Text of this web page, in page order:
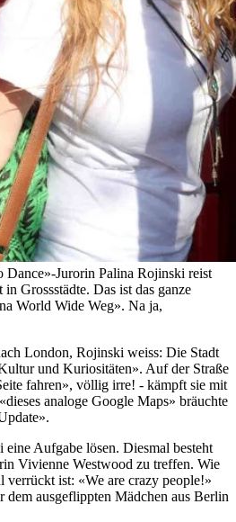
Jurorin Palina Rojinski reist
Grossstädte. Das ist das ganze
World Wide Weg». Na ja,
London, Rojinski weiss: Die Stadt
und Kuriositäten». Auf der Straße
fahren», völlig irre! - kämpft sie mit
analoge Google Maps» bräuchte
Aufgabe lösen. Diesmal besteht
Vivienne Westwood zu treffen. Wie
verrückt ist: «We are crazy people!»
dem ausgeflippten Mädchen aus Berlin